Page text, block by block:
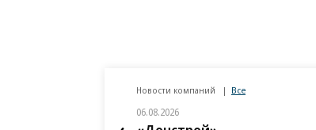
Новости компаний Все
06.08.2026